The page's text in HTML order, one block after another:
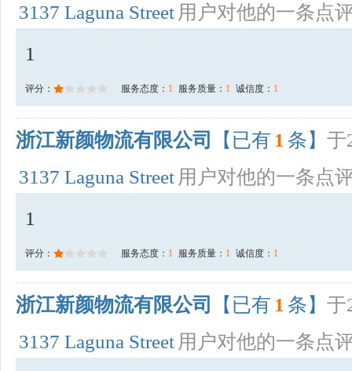
3137 Laguna Street 用户对他的一条点
1
评分： 服务态度： 1 服务质量： 1 诚信度： 1
浙江新颜物流有限公司 【已有 1 条】 于
3137 Laguna Street 用户对他的一条点
1
评分： 服务态度： 1 服务质量： 1 诚信度： 1
浙江新颜物流有限公司 【已有 1 条】 于
3137 Laguna Street 用户对他的一条点